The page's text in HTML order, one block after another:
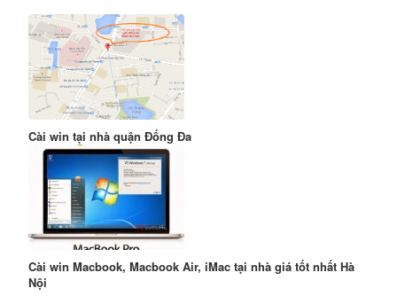
Cài win tại nhà quận Đống Đa
Cài win Macbook, Macbook Air, iMac tại nhà giá tốt nhất Hà
Nội